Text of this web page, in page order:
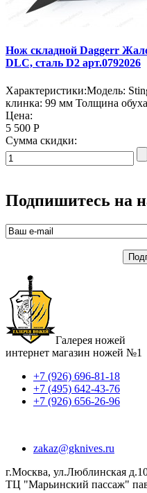
Нож складной Daggerr
DLC, сталь D2 арт.0792026
Характеристики:Модель:
клинка: 99 мм Толщина
Цена:
5 500 Р
Сумма скидки:
Подпишитесь на
Галерея ножей
интернет магазин ножей №1
+7 (926) 696-81-18
+7 (495) 642-43-76
+7 (926) 656-26-96
zakaz@gknives.ru
г.Москва, ул.Люблинская
ТЦ "Марьинский пассаж"